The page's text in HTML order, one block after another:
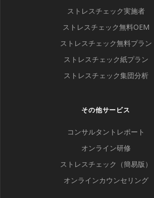
ストレスチェック実施者
ストレスチェック無料OEM
ストレスチェック無料プラン
ストレスチェック紙プラン
ストレスチェック集団分析
その他サービス
コンサルタントレポート
オンライン研修
ストレスチェック（簡易版）
オンラインカウンセリング